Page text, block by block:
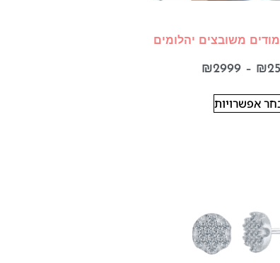
משובצים יהלומים
₪
–
₪2999
אפשרויות